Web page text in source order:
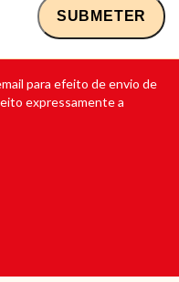
para efeito de envio de
expressamente a